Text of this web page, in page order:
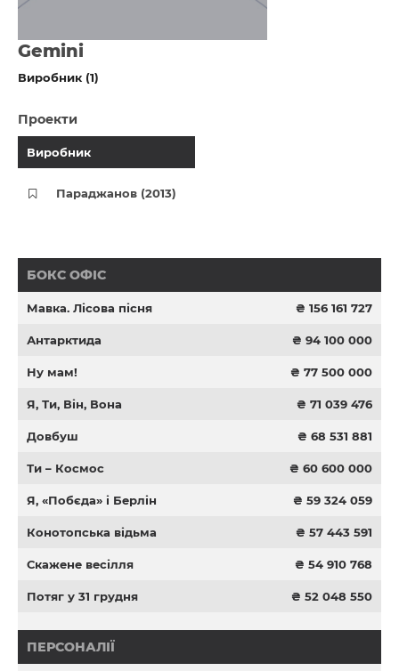
Gemini
Виробник (1)
Проекти
Виробник
Параджанов (2013)
БОКС ОФІС
Мавка. Лісова пісня ₴ 156 161 727
Антарктида ₴ 94 100 000
Ну мам! ₴ 77 500 000
Я, Ти, Він, Вона ₴ 71 039 476
Довбуш ₴ 68 531 881
Ти – Космос ₴ 60 600 000
Я, «Побєда» і Берлін ₴ 59 324 059
Конотопська відьма ₴ 57 443 591
Скажене весілля ₴ 54 910 768
Потяг у 31 грудня ₴ 52 048 550
ПЕРСОНАЛІЇ